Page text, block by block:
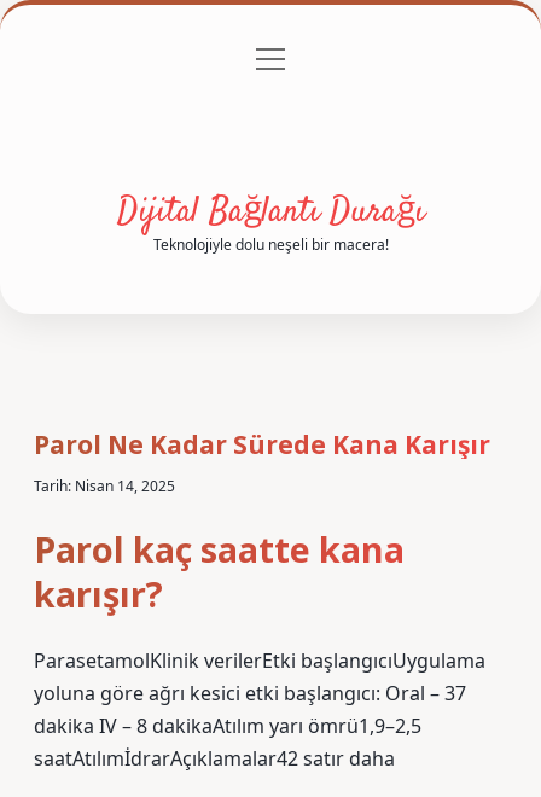
Gizlilik Politikası
menüyü
Dijital Bağlantı Durağı
Teknolojiyle dolu neşeli bir macera!
Parol Ne Kadar Sürede Kana Karışır
Tarih: Nisan 14, 2025
Parol kaç saatte kana
karışır?
ParasetamolKlinik verilerEtki başlangıcıUygulama
yoluna göre ağrı kesici etki başlangıcı: Oral – 37
dakika IV – 8 dakikaAtılım yarı ömrü1,9–2,5
saatAtılımİdrarAçıklamalar42 satır daha